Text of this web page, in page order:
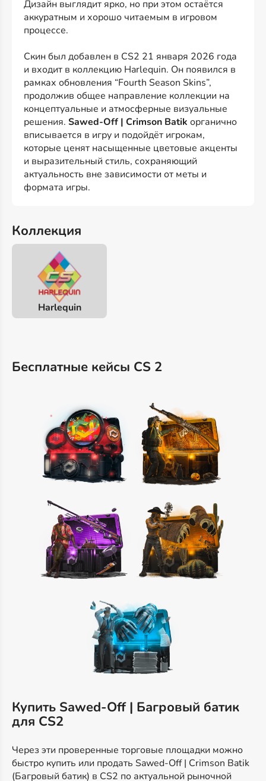
Дизайн выглядит ярко, но при этом остаётся
аккуратным и хорошо читаемым в игровом
процессе.
Скин был добавлен в CS2 21 января 2026 года
и входит в коллекцию Harlequin. Он появился в
рамках обновления “Fourth Season Skins”,
продолжив общее направление коллекции на
концептуальные и атмосферные визуальные
решения. Sawed-Off | Crimson Batik органично
вписывается в игру и подойдёт игрокам,
которые ценят насыщенные цветовые акценты
и выразительный стиль, сохраняющий
актуальность вне зависимости от меты и
формата игры.
Коллекция
Harlequin
Бесплатные кейсы CS 2
Купить Sawed-Off | Багровый батик
для CS2
Через эти проверенные торговые площадки можно
быстро купить или продать Sawed-Off | Crimson Batik
(Багровый батик) в CS2 по актуальной рыночной